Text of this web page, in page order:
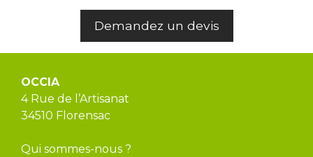
Demandez un devis
OCCIA
4 Rue de l’Artisanat
34510 Florensac
Qui sommes-nous ?